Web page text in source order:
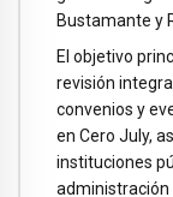
Bustamante y
El objetivo
revisión
convenios y
en Cero July,
instituciones
administración